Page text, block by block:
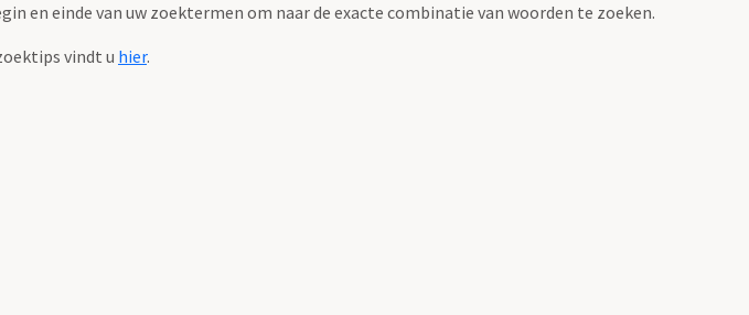
en einde van uw zoektermen om naar de exacte combinatie van woorden te zoeken.
vindt u hier.